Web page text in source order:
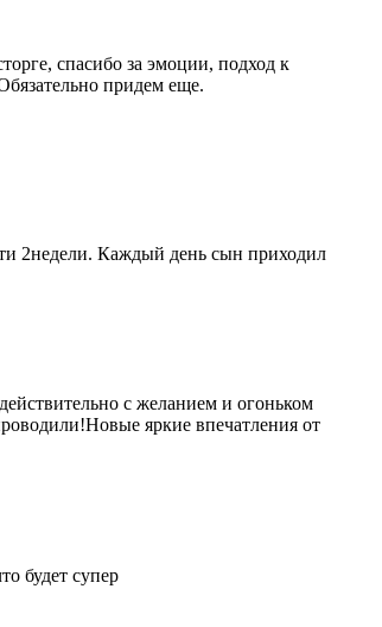
спасибо за эмоции, подход к
придем еще.
2недели. Каждый день сын приходил
с желанием и огоньком
яркие впечатления от
будет супер